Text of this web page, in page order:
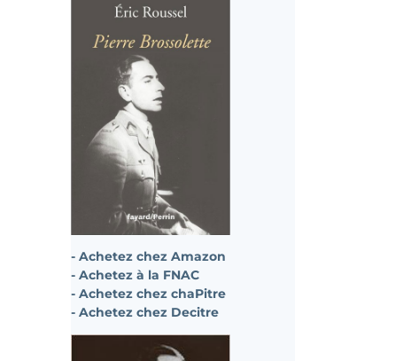
- Achetez chez Amazon
- Achetez à la FNAC
- Achetez chez chaPitre
- Achetez chez Decitre